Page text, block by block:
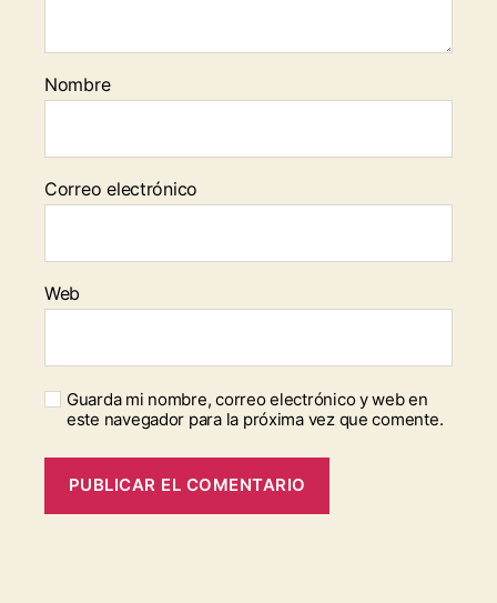
Nombre
Correo electrónico
Web
Guarda mi nombre, correo electrónico y web en
este navegador para la próxima vez que comente.